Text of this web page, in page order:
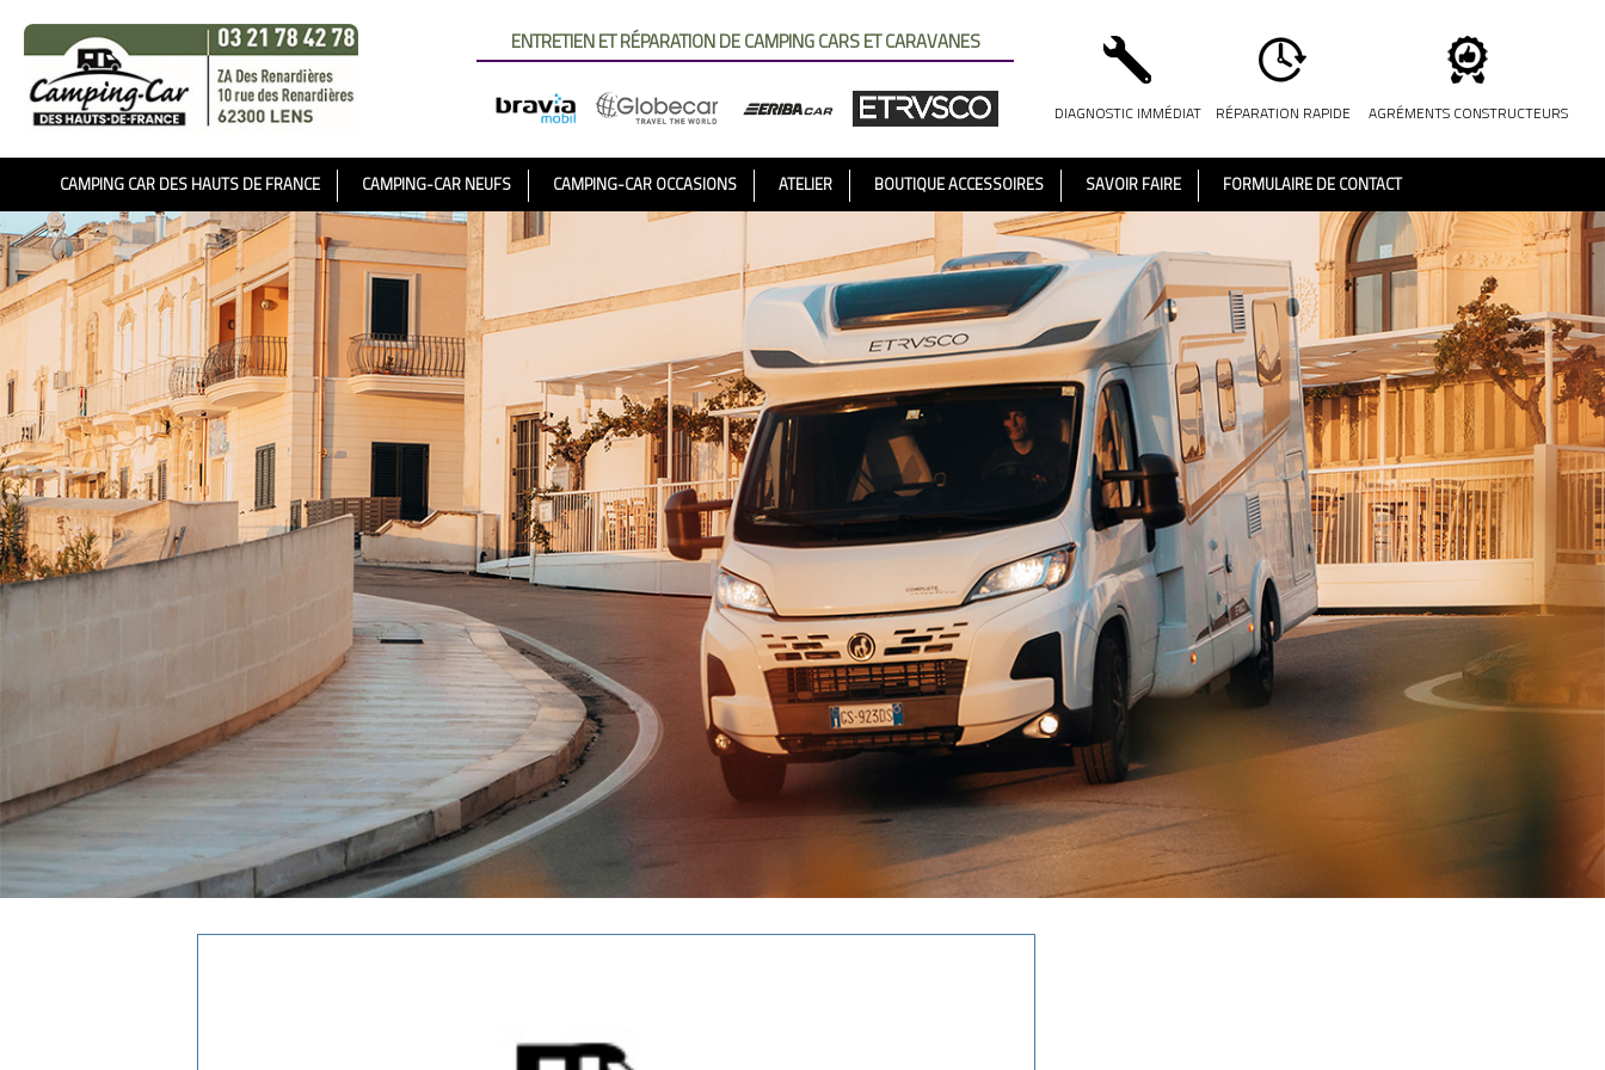
ENTRETIEN ET RÉPARATION DE CAMPING CARS ET CARAVANES
DIAGNOSTIC IMMÉDIAT RÉPARATION RAPIDE AGRÉMENTS CONSTRUCTEURS
CAMPING CAR DES HAUTS DE FRANCE CAMPING-CAR NEUFS CAMPING-CAR OCCASIONS ATELIER BOUTIQUE ACCESSOIRES SAVOIR FAIRE FORMULAIRE DE CONTACT